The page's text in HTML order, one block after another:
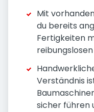
Mit
du bereits
Fertigkeiten
Verständnis
sicher führen